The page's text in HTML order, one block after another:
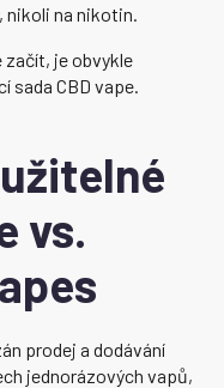
nikoli na nikotin.
začít, je obvykle
CBD vape.
vs.
prodej a dodávání
jednorázových vapů,